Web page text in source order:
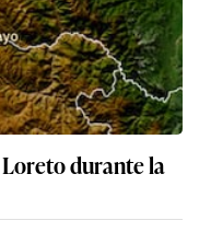
durante la